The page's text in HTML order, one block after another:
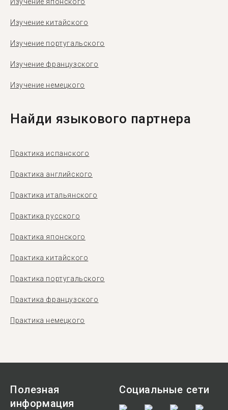
Изучение китайского
Изучение португальского
Изучение французского
Изучение немецкого
Найди языкового партнера
Практика испанского
Практика английского
Практика итальянского
Практика русского
Практика японского
Практика китайского
Практика португальского
Практика французского
Практика немецкого
Полезная
информация
Социальные сети